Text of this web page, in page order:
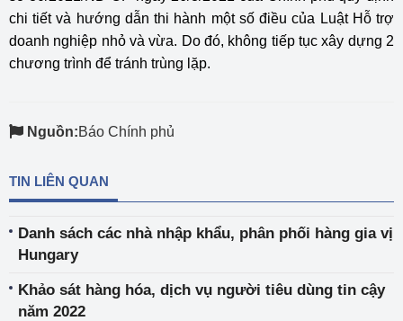
chi tiết và hướng dẫn thi hành một số điều của Luật Hỗ trợ
doanh nghiệp nhỏ và vừa. Do đó, không tiếp tục xây dựng 2
chương trình để tránh trùng lặp.
Nguồn:Báo Chính phủ
TIN LIÊN QUAN
Danh sách các nhà nhập khẩu, phân phối hàng gia vị
Hungary
Khảo sát hàng hóa, dịch vụ người tiêu dùng tin cậy
năm 2022